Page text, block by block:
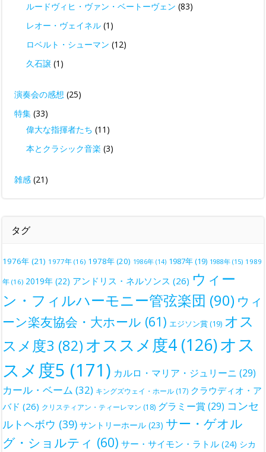
ルードヴィヒ・ヴァン・ベートーヴェン (83)
レオー・ヴェイネル (1)
ロベルト・シューマン (12)
久石譲 (1)
演奏会の感想 (25)
特集 (33)
偉大な指揮者たち (11)
本とクラシック音楽 (3)
雑感 (21)
タグ
1976年 (21) 1977年 (16) 1978年(20) 1986年 (14) 1987年(19) 1988年 (15) 1989
年 (16) 2019年 (22) アンドリス・ネルソンス (26) ウィー
ン・フィルハーモニー管弦楽団 (90) ウィ
ーン楽友協会・大ホール (61) エジソン賞(19) オス
スメ度3 (82) オススメ度4 (126)オス
スメ度5 (171) カルロ・マリア・ジュリーニ (29)
カール・ベーム (32) キングズウェイ・ホール (17) クラウディオ・ア
バド (26) クリスティアン・ティーレマン (18) グラミー賞 (29) コンセ
ルトヘボウ (39) サントリーホール (23) サー・ゲオル
グ・ショルティ (60) サー・サイモン・ラトル (24) シカ